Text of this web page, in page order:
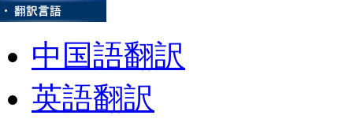
中国語翻訳
英語翻訳